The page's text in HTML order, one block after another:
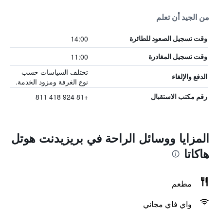
من الجيد أن تعلم
وقت تسجيل الصعود للطائرة 14:00
وقت تسجيل المغادرة 11:00
الدفع والإلغاء
تختلف السياسات حسب
نوع الغرفة ومزود الخدمة.
رقم مكتب الاستقبال +81 924 418 811
المزايا ووسائل الراحة في بريزيدنت هوتل
هاكاتا
مطعم
واي فاي مجاني